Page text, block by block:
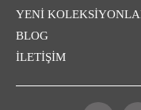
YENİ
BLOG
İLETİŞİM